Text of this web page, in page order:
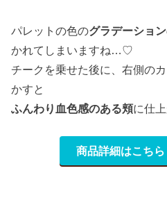
パレットの色のグラデーショ
かれてしまいますね…♡
チークを乗せた後に、右側の
かすと
ふんわり血色感のある頬に仕上
商品詳細はこちら